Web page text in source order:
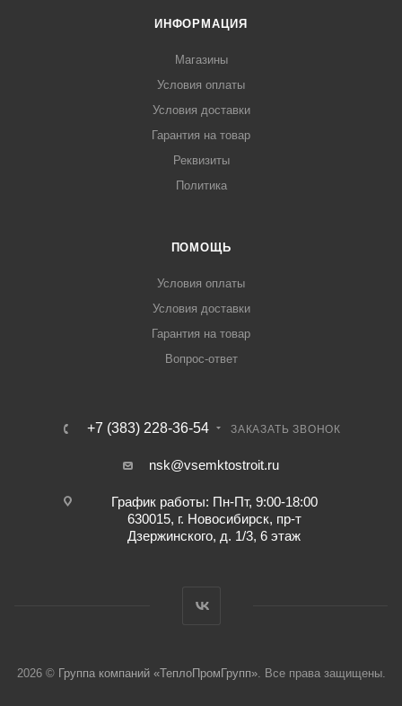
ИНФОРМАЦИЯ
Магазины
Условия оплаты
Условия доставки
Гарантия на товар
Реквизиты
Политика
ПОМОЩЬ
Условия оплаты
Условия доставки
Гарантия на товар
Вопрос-ответ
+7 (383) 228-36-54 ЗАКАЗАТЬ ЗВОНОК
nsk@vsemktostroit.ru
График работы: Пн-Пт, 9:00-18:00
630015, г. Новосибирск, пр-т
Дзержинского, д. 1/3, 6 этаж
2026 © Группа компаний «ТеплоПромГрупп». Все права защищены.